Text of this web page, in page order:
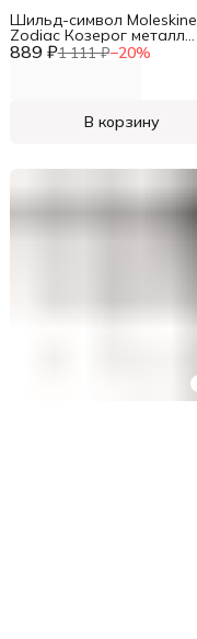
889 ₽1 111 ₽−20%
Шильд-символ Moleskine
Zodiac Козерог металл
серебристый коробка с
В корзину